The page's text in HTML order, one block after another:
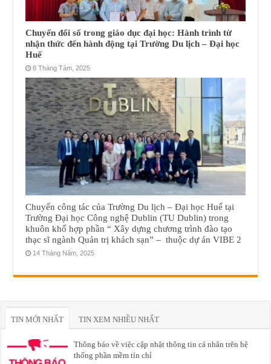
Chuyển đổi số trong giáo dục đại học: Hành trình từ
nhận thức đến hành động tại Trường Du lịch – Đại học
Huế
8 Tháng Tám, 2025
Chuyến công tác của Trường Du lịch – Đại học Huế tại
Trường Đại học Công nghệ Dublin (TU Dublin) trong
khuôn khổ hợp phần “ Xây dựng chương trình đào tạo
thạc sĩ ngành Quản trị khách sạn” – thuộc dự án VIBE 2
14 Tháng Năm, 2025
TIN MỚI NHẤT TIN XEM NHIỀU NHẤT
Thông báo về việc cập nhật thông tin cá nhân trên hệ
thống phần mềm tín chỉ